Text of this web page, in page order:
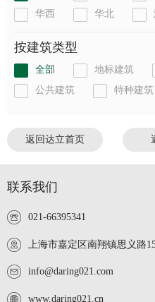
华西
华北
按建筑类型
全部 地标建筑
公共建筑
特种建筑
返回达立首页
联系我们
021-66395341
上海市嘉定区南翔镇思义路
info@daring021.com
www.daring021.cn